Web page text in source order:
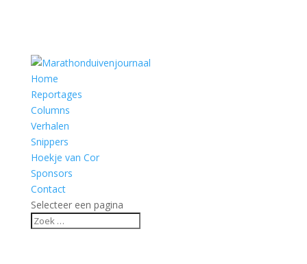
Home
Reportages
Columns
Verhalen
Snippers
Hoekje van Cor
Sponsors
Contact
Selecteer een pagina